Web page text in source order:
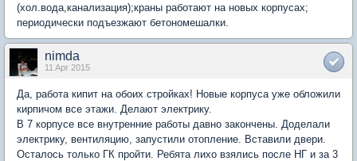
(хол.вода,канализация);краны работают на новых корпусах;
периодически подъезжают бетономешалки.
nimda
11 Apr 2015
Да, работа кипит на обоих стройках! Новые корпуса уже обложили
кирпичом все этажи. Делают электрику.
В 7 корпусе все внутренние работы давно закончены. Доделали
электрику, вентиляцию, запустили отопление. Вставили двери.
Осталось только ГК пройти. Ребята лихо взялись после НГ и за 3